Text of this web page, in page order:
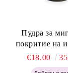
Пудра за
покритие на
корени Русо - Labor Pro
Instant
€18.00